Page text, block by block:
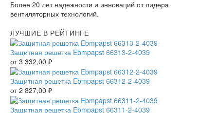
Более 20 лет надежности и инноваций от лидера
вентиляторных технологий.
ЛУЧШИЕ В РЕЙТИНГЕ
Защитная решетка Ebmpapst 66313-2-4039
от3 332,00 ₽
Защитная решетка Ebmpapst 66312-2-4039
от2 827,00 ₽
Защитная решетка Ebmpapst 66311-2-4039